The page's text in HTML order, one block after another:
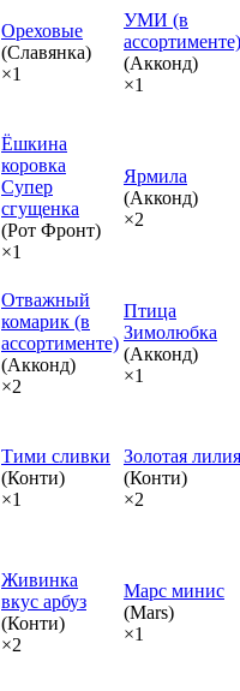
Ореховые
(Славянка)
×1
УМИ (в
ассортименте)
(Акконд)
×1
Ёшкина
коровка
Супер
сгущенка
(Рот Фронт)
×1
Ярмила
(Акконд)
×2
Отважный
комарик (в
ассортименте)
(Акконд)
×2
Птица
Зимолюбка
(Акконд)
×1
Тими сливки
(Конти)
×1
Золотая лилия
(Конти)
×2
Живинка
вкус арбуз
(Конти)
×2
Марс минис
(Mars)
×1